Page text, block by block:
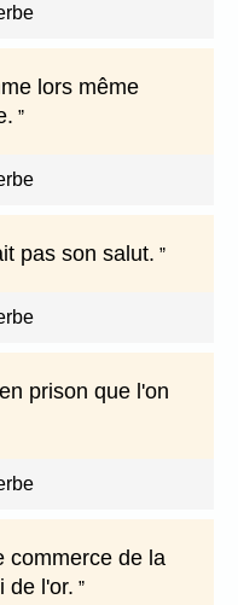
lors même
pas son salut.
prison que l'on
commerce de la
de l'or.